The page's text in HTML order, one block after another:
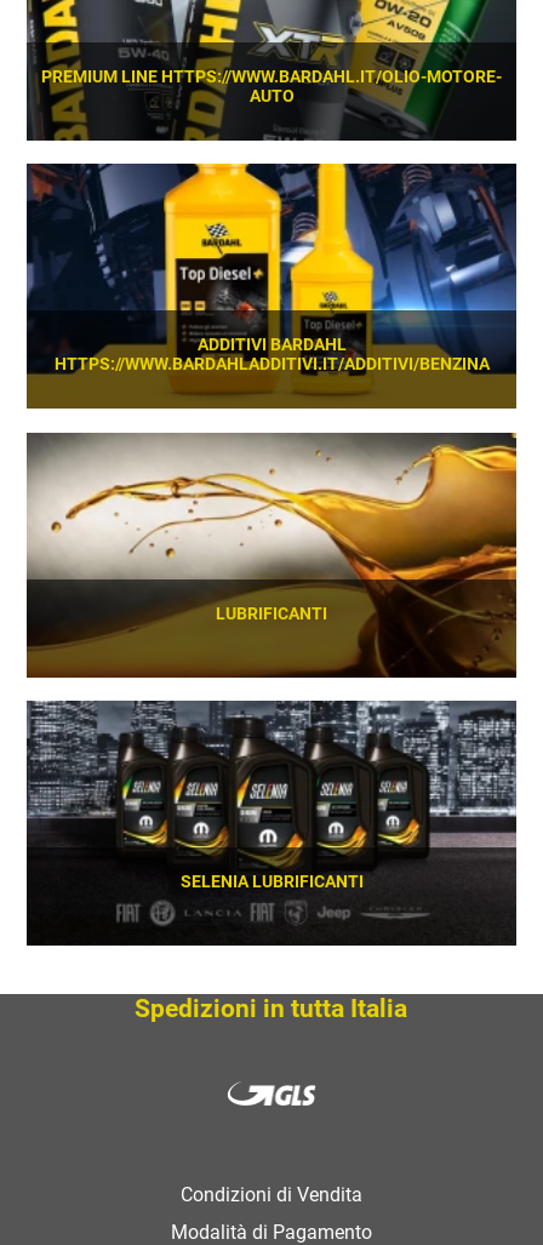
PREMIUM LINE HTTPS://WWW.BARDAHL.IT/OLIO-MOTORE-
AUTO
SCOPRI
ADDITIVI BARDAHL
HTTPS://WWW.BARDAHLADDITIVI.IT/ADDITIVI/BENZINA
SCOPRI
LUBRIFICANTI
SCOPRI
SELENIA LUBRIFICANTI
Spedizioni in tutta Italia
Condizioni di Vendita
Modalità di Pagamento